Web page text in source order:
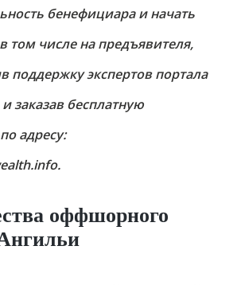
бенефициара и начать
том числе на предъявителя,
поддержку экспертов портала
заказав бесплатную
адресу:
оффшорного